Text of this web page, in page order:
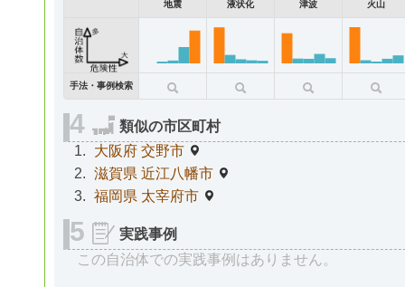
地震 液状化 津波 火山
手法・事例検索
類似の市区町村
大阪府 交野市
滋賀県 近江八幡市
福岡県 太宰府市
実践事例
この自治体での実践事例はありません。